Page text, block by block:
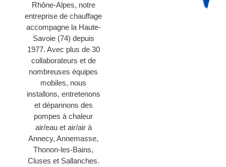
Rhône-Alpes, notre
entreprise de chauffage
accompagne la Haute-
Savoie (74) depuis
1977. Avec plus de 30
collaborateurs et de
nombreuses équipes
mobiles, nous
installons, entretenons
et dépannons des
pompes à chaleur
air/eau et air/air à
Annecy, Annemasse,
Thonon-les-Bains,
Cluses et Sallanches.